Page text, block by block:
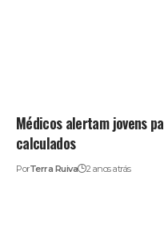
Médicos alertam jovens
calculados
PorTerra Ruiva 2 anos atrás